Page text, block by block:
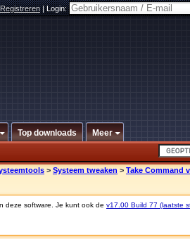
Registreren|Login:
Top downloads Meer
> Systeem tweaken > Take Command
deze software. Je kunt ook de v17.00 Build 77 (laatste